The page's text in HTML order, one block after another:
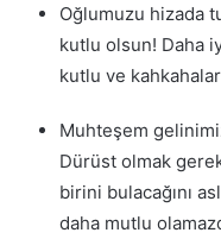
Oğlumuzu hizada
kutlu olsun! Daha
kutlu ve
Muhteşem
Dürüst olmak
birini bulacağını
daha mutlu